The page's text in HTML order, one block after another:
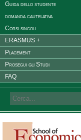
Guida dello studente
domanda cautelativa
Corsi singoli
ERASMUS +
Placement
Prosegui gli Studi
FAQ